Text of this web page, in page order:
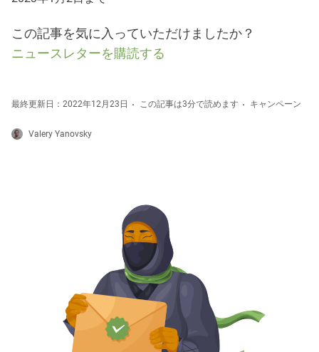
この記事を気に入っていただけましたか？
ニュースレターを購読する
最終更新日：2022年12月23日 この記事は3分で読めます キャンペーン
Valery Yanovsky